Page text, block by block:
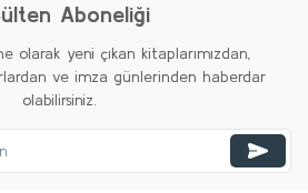
Aboneliği
olarak yeni çıkan kitaplarımızdan,
ve imza günlerinden haberdar
olabilirsiniz.